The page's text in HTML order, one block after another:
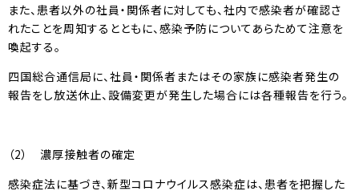
また、患者以外の社員・関係者に対しても、社内で感染者が確認さ
れたことを周知するとともに、感染予防についてあらためて注意を
喚起する。
四国総合通信局に、社員・関係者またはその家族に感染者発生の
報告をし放送休止、設備変更が発生した場合には各種報告を行う。
（2） 濃厚接触者の確定
感染症法に基づき、新型コロナウイルス感染症は、患者を把握した